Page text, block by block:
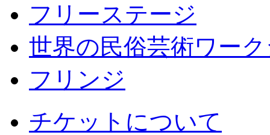
フリーステージ
世界の民俗芸術ワー
フリンジ
チケットについて